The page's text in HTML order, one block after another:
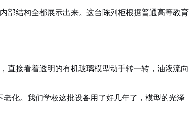
部结构全都展示出来。这台陈列柜根据普通高等教育
直接看着透明的有机玻璃模型动手转一转，油液流向
老化。我们学校这批设备用了好几年了，模型的光泽